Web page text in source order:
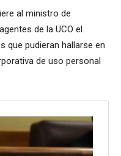
al ministro de
de la UCO el
que pudieran hallarse en
de uso personal